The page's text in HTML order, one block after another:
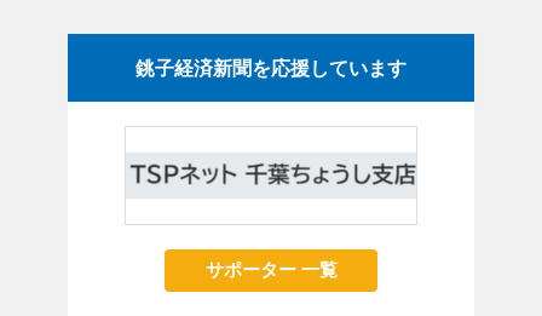
銚子経済新聞を応援しています
サポーター 一覧